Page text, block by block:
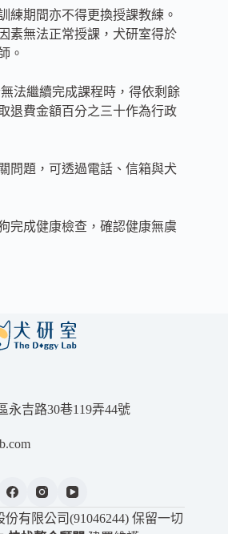
練期間亦不得更換授課教練。
素無法正常授課，犬研室得於
。
法繼續完成課程時，得依剩餘
退費金額百分之三十作為行政
問題，可透過電話、信箱與犬
完成健康檢查，確認健康無虞
永吉路30巷119弄44號
份有限公司(91046244) 保留一切